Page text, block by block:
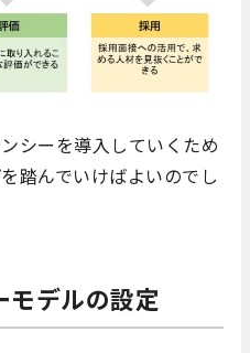
シーを導入していくため
踏んでいけばよいのでし
デルの設定